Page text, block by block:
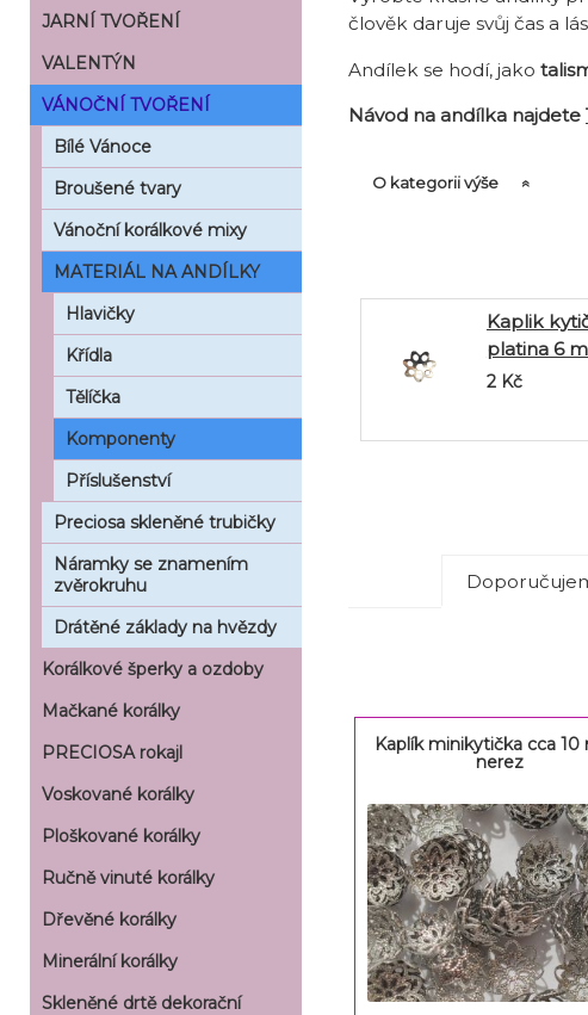
člověk daruje svůj čas a
Andílek se hodí, jako
Návod na andílka najdete
O kategorii výše
Kaplik
platina 6
2 Kč
Kaplík minikytička cca 10
nerez
JARNÍ TVOŘENÍ
VALENTÝN
VÁNOČNÍ TVOŘENÍ
Bílé Vánoce
Broušené tvary
Vánoční korálkové mixy
MATERIÁL NA ANDÍLKY
Hlavičky
Křídla
Tělíčka
Komponenty
Příslušenství
Preciosa skleněné trubičky
Náramky se znamením
zvěrokruhu
Drátěné základy na hvězdy
Korálkové šperky a ozdoby
Mačkané korálky
PRECIOSA rokajl
Voskované korálky
Ploškované korálky
Ručně vinuté korálky
Dřevěné korálky
Minerální korálky
Skleněné drtě dekorační